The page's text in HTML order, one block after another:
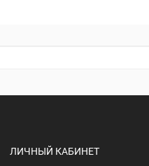
ЛИЧНЫЙ КАБИНЕТ